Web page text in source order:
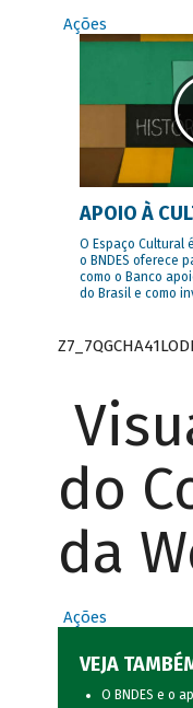
Ações
APOIO À
O Espaço Cultural
o BNDES oferece
como o Banco
do Brasil e como
do
da
Ações
VEJA
O BNDES e o